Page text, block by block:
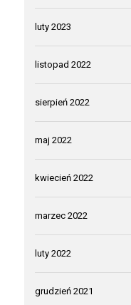
luty 2023
listopad 2022
sierpień 2022
maj 2022
kwiecień 2022
marzec 2022
luty 2022
grudzień 2021